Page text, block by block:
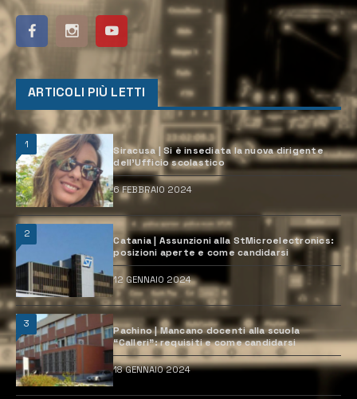
ARTICOLI PIÙ LETTI
1
Siracusa | Si è insediata la nuova dirigente
dell’Ufficio scolastico
6 FEBBRAIO 2024
2
Catania | Assunzioni alla StMicroelectronics:
posizioni aperte e come candidarsi
12 GENNAIO 2024
3
Pachino | Mancano docenti alla scuola
“Calleri”: requisiti e come candidarsi
18 GENNAIO 2024